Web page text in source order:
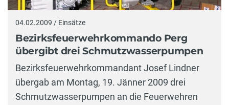
04.02.2009 / Einsätze
Bezirksfeuerwehrkommando Perg
übergibt drei Schmutzwasserpumpen
Bezirksfeuerwehrkommandant Josef Lindner
übergab am Montag, 19. Jänner 2009 drei
Schmutzwasserpumpen an die Feuerwehren